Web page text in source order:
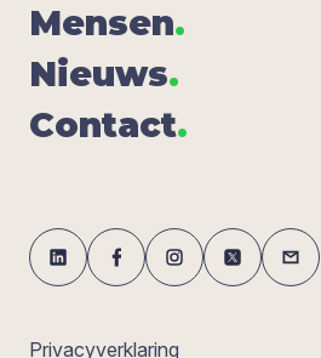
Men­sen.
Nieuws.
Con­tact.
Privacyverklaring